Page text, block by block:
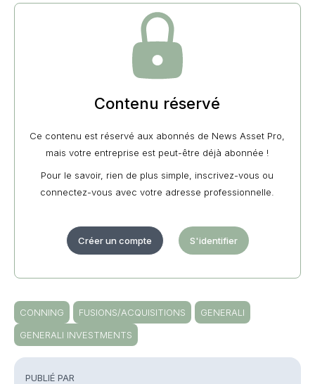
PUBLIÉ PAR
Contenu réservé
Ce contenu est réservé aux abonnés de News Asset Pro,
mais votre entreprise est peut-être déjà abonnée !
Pour le savoir, rien de plus simple, inscrivez-vous ou
connectez-vous avec votre adresse professionnelle.
Créer un compte S'identifier
CONNING FUSIONS/ACQUISITIONS
GENERALI
GENERALI INVESTMENTS